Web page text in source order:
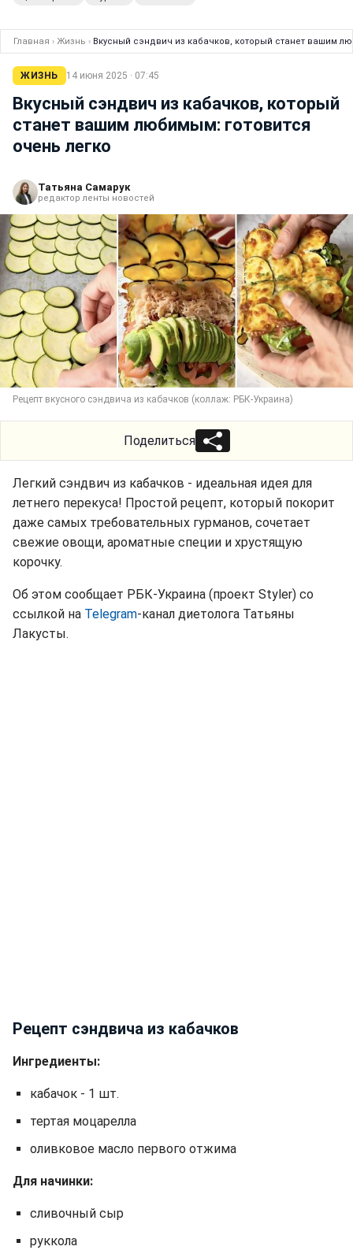
Главная › Жизнь › Вкусный сэндвич из кабачков, который станет вашим
ЖИЗНЬ 14 июня 2025 · 07:45
Вкусный сэндвич из кабачков, который
станет вашим любимым: готовится
очень легко
Татьяна Самарук
редактор ленты новостей
Рецепт вкусного сэндвича из кабачков (коллаж: РБК-Украина)
Поделиться
Легкий сэндвич из кабачков - идеальная идея для
летнего перекуса! Простой рецепт, который покорит
даже самых требовательных гурманов, сочетает
свежие овощи, ароматные специи и хрустящую
корочку.
Об этом сообщает РБК-Украина (проект Styler) со
ссылкой на Telegram-канал диетолога Татьяны
Лакусты.
Рецепт сэндвича из кабачков
Ингредиенты:
кабачок - 1 шт.
тертая моцарелла
оливковое масло первого отжима
Для начинки:
сливочный сыр
руккола